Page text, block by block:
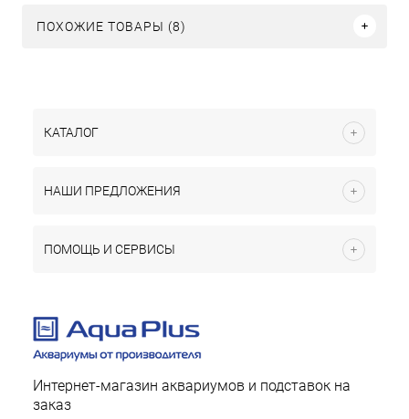
ПОХОЖИЕ ТОВАРЫ (8)
КАТАЛОГ
НАШИ ПРЕДЛОЖЕНИЯ
ПОМОЩЬ И СЕРВИСЫ
Интернет-магазин аквариумов и подставок на
заказ